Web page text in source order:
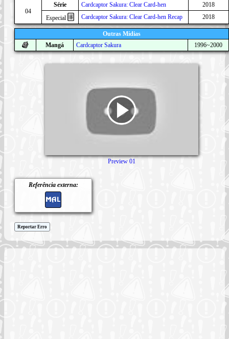
04
Série Cardcaptor Sakura: Clear Card-hen
2018
Especial
Cardcaptor Sakura: Clear Card-hen Recap 2018
Outras Mídias
Mangá
Cardcaptor Sakura 1996~2000
Referência externa:
Preview 01
Reportar Erro